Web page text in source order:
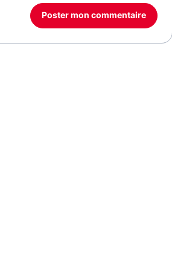
Poster mon commentaire